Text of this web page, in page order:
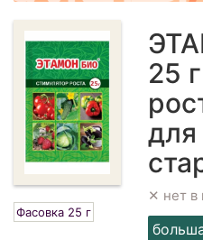
Фасовка 25 г
25
✕ нет в